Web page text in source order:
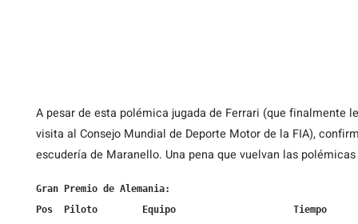
A pesar de esta polémica jugada de Ferrari (que finalmente
visita al Consejo Mundial de Deporte Motor de la FIA),
escudería de Maranello. Una pena que vuelvan las
Gran Premio de Alemania:
Pos  Piloto        Equipo                     Tiempo